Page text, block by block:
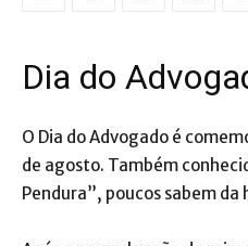
Dia do
O Dia do Advogado é
de agosto. Também
Pendura”, poucos sabem